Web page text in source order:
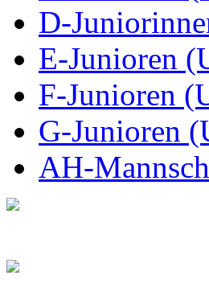
D-
E-Junioren
F-Junioren
G-Junioren
AH-